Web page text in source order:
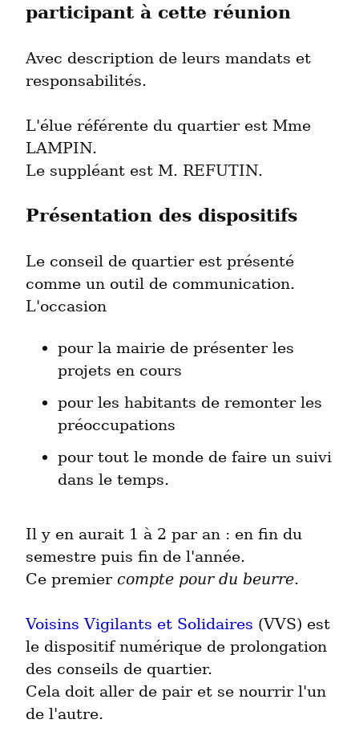
participant à cette réunion
Avec description de leurs mandats et
responsabilités.
L'élue référente du quartier est Mme
LAMPIN.
Le suppléant est M. REFUTIN.
Présentation des dispositifs
Le conseil de quartier est présenté
comme un outil de communication.
L'occasion
pour la mairie de présenter les
projets en cours
pour les habitants de remonter les
préoccupations
pour tout le monde de faire un suivi
dans le temps.
Il y en aurait 1 à 2 par an : en fin du
semestre puis fin de l'année.
Ce premier compte pour du beurre.
Voisins Vigilants et Solidaires (VVS) est
le dispositif numérique de prolongation
des conseils de quartier.
Cela doit aller de pair et se nourrir l'un
de l'autre.